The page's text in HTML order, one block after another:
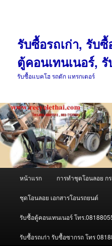
รับซื้อรถเก่า, รับ
ตู้คอนเทนเนอร์,
รับซื้อแบคโฮ รถตัก แทรกเตอร์
หน้าแรก การทำชุดโอนลอย ก
ชุดโอนลอย เอกสารโอนรถยนต์
รับซื้อตู้คอนเทนเนอร์ โทร
รับซื้อรถเก่า รับซื้อซากรถ โทร